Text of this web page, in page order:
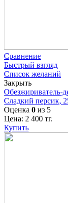
Сравнение
Быстрый взгляд
Список желаний
Закрыть
Обезжириватель-
Сладкий персик,
Оценка 0 из 5
Цена: 2 400 тг.
Купить